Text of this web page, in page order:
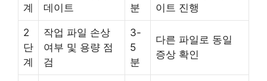
계
데이트
분
이트 진행
2
단
계
작업 파일 손상
여부 및 용량 점
검
3-
5
분
다른 파일로 동일
증상 확인